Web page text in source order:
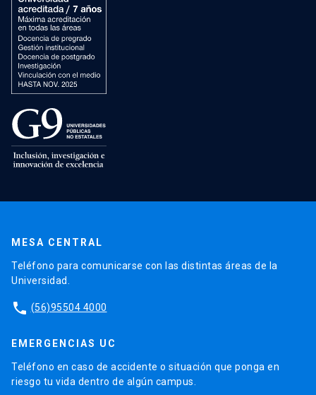
MESA CENTRAL
Teléfono para comunicarse con las distintas áreas de la
Universidad.
phone (56)95504 4000
EMERGENCIAS UC
Teléfono en caso de accidente o situación que ponga en
riesgo tu vida dentro de algún campus.